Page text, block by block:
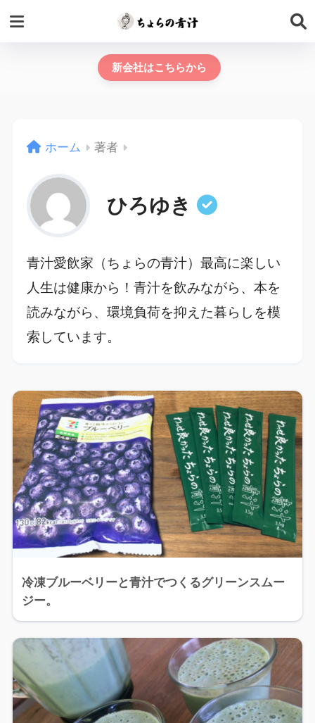
新会社はこちらから
ホーム 著者
ひろゆき
青汁愛飲家（ちょらの青汁）最高に楽しい
人生は健康から！青汁を飲みながら、本を
読みながら、環境負荷を抑えた暮らしを模
索しています。
冷凍ブルーベリーと青汁でつくるグリーンスムー
ジー。